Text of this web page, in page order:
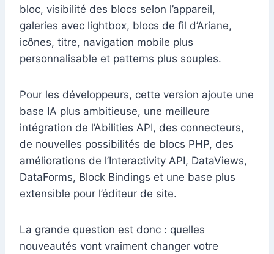
bloc, visibilité des blocs selon l’appareil,
galeries avec lightbox, blocs de fil d’Ariane,
icônes, titre, navigation mobile plus
personnalisable et patterns plus souples.
Pour les développeurs, cette version ajoute une
base IA plus ambitieuse, une meilleure
intégration de l’Abilities API, des connecteurs,
de nouvelles possibilités de blocs PHP, des
améliorations de l’Interactivity API, DataViews,
DataForms, Block Bindings et une base plus
extensible pour l’éditeur de site.
La grande question est donc : quelles
nouveautés vont vraiment changer votre